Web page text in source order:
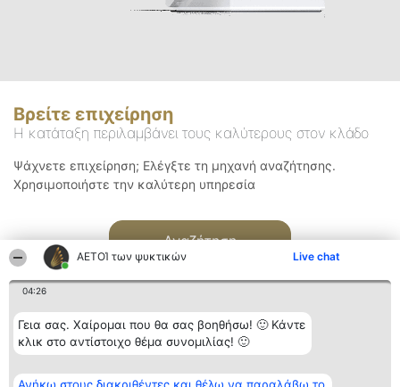
ΑΕΤΟΊ των ψυκτικών Live chat
04:26
Γεια σας. Χαίρομαι που θα σας βοηθήσω! 🙂 Κάντε
κλικ στο αντίστοιχο θέμα συνομιλίας! 🙂
Βρείτε επιχείρηση
Η κατάταξη περιλαμβάνει τους καλύτερους στον κλάδο
Ψάχνετε επιχείρηση; Ελέγξτε τη μηχανή αναζήτησης.
Χρησιμοποιήστε την καλύτερη υπηρεσία
Αναζήτηση
Διοργανωτής της
κατάταξης
Κατάταξη
Διακριθέντες
Επικοινωνία
Επικοινωνία